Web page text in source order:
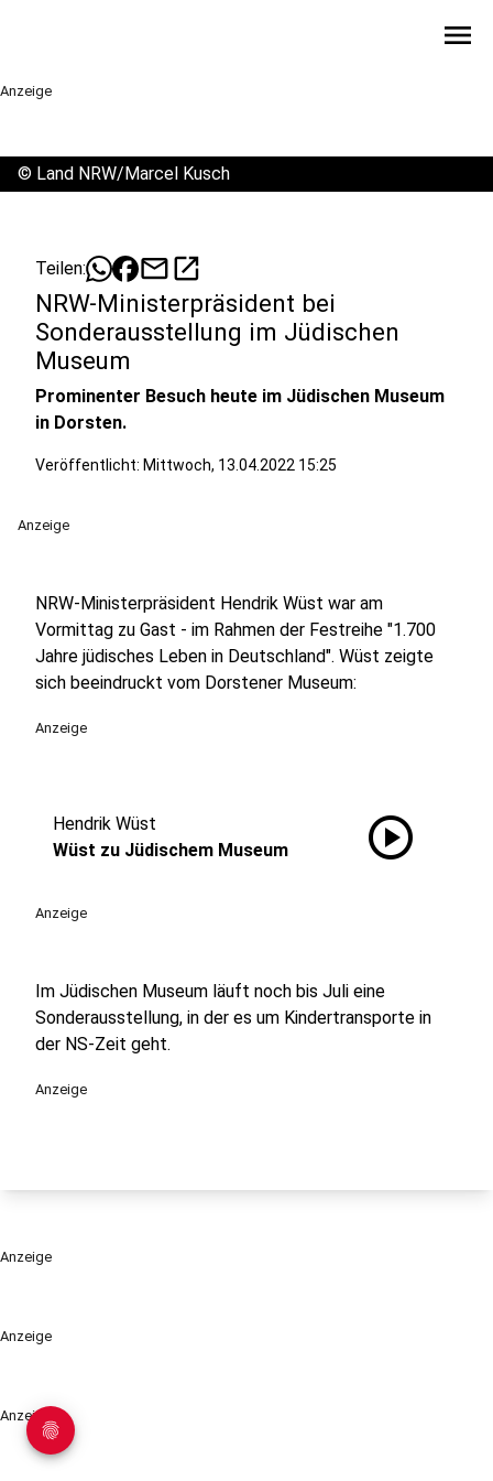
menu
Anzeige
Anzeige
Anzeige
© Land NRW/Marcel Kusch
Teilen: mailopen_in_new
NRW-Ministerpräsident bei
Sonderausstellung im Jüdischen
Museum
Prominenter Besuch heute im Jüdischen Museum
in Dorsten.
Veröffentlicht: Mittwoch, 13.04.2022 15:25
Anzeige
NRW-Ministerpräsident Hendrik Wüst war am
Vormittag zu Gast - im Rahmen der Festreihe "1.700
Jahre jüdisches Leben in Deutschland". Wüst zeigte
sich beeindruckt vom Dorstener Museum:
Anzeige
Hendrik Wüst
Wüst zu Jüdischem Museum
play_circle
Anzeige
Im Jüdischen Museum läuft noch bis Juli eine
Sonderausstellung, in der es um Kindertransporte in
der NS-Zeit geht.
Anzeige
Anzeige